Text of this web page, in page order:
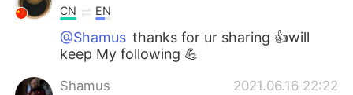
CN EN
@Shamus thanks for ur sharing 👍will
keep My following 💪
Shamus 2021.06.16 22:22